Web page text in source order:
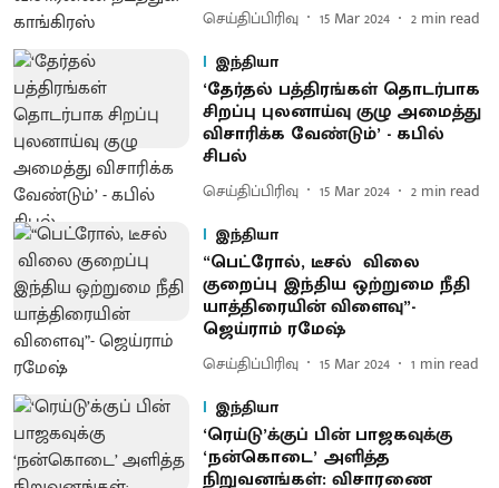
செய்திப்பிரிவு 15 Mar 2024 2 min read
இந்தியா
‘தேர்தல் பத்திரங்கள் தொடர்பாக
சிறப்பு புலனாய்வு குழு அமைத்து
விசாரிக்க வேண்டும்’ - கபில்
சிபல்
செய்திப்பிரிவு 15 Mar 2024 2 min read
இந்தியா
“பெட்ரோல், டீசல் விலை
குறைப்பு இந்திய ஒற்றுமை நீதி
யாத்திரையின் விளைவு”-
ஜெய்ராம் ரமேஷ்
செய்திப்பிரிவு 15 Mar 2024 1 min read
இந்தியா
‘ரெய்டு’க்குப் பின் பாஜகவுக்கு
‘நன்கொடை’ அளித்த
நிறுவனங்கள்: விசாரணை